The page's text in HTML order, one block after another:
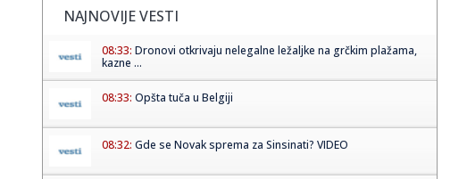
NAJNOVIJE VESTI
08:33: Dronovi otkrivaju nelegalne ležaljke na grčkim plažama,
kazne ...
08:33: Opšta tuča u Belgiji
08:32: Gde se Novak sprema za Sinsinati? VIDEO